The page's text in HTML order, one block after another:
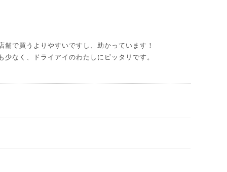
舗で買うよりやすいですし、助かっています！
少なく、ドライアイのわたしにピッタリです。